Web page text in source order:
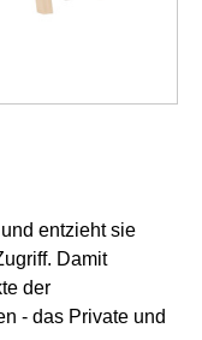
entzieht sie
Damit
der
- das Private und